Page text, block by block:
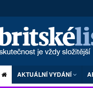
AKTUÁLNÍ VYDÁNÍ